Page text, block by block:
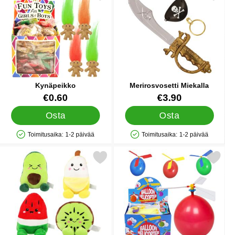
Kynäpeikko
Tuote.nro 12965
€0.60
Osta
Saatavuus: Varastossa
Toimitusaika: 1-2 päivää
Merirosvosetti Miekalla
Tuote.nro 24310
€3.90
Osta
Saatavuus: Varastossa
Toimitusaika: 1-2 päivää
Merkitse pehmolelu Hedelmä 20 cm suosikiksi
Merkitse